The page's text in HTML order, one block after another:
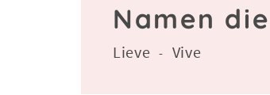
Namen
Lieve - Vive